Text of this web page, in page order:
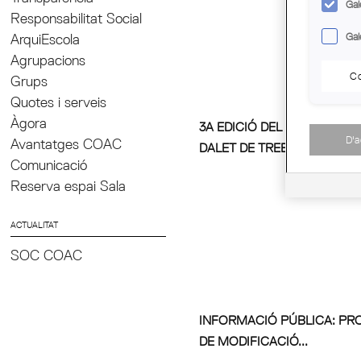
Responsabilitat Social
ArquiEscola
Agrupacions
Grups
Quotes i serveis
Àgora
Avantatges COAC
Comunicació
Reserva espai Sala
ACTUALITAT
SOC COAC
3A EDICIÓ DEL PREMI
DALET DE TREBALLS...
INFORMACIÓ PÚBLICA:
DE MODIFICACIÓ...